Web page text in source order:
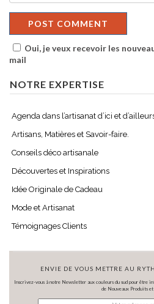
Oui, je veux recevoir les
mail
NOTRE EXPERTISE
Agenda dans l’artisanat d’ici et
Artisans, Matières et Savoir-faire.
Conseils déco artisanale
Découvertes et Inspirations
Idée Originale de Cadeau
Mode et Artisanat
Témoignages Clients
ENVIE DE VOUS METTRE AU
Inscrivez-vous à notre Newsletter aux couleurs du sud pour être
de Nouveaux Produits